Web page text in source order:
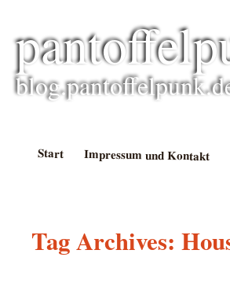
Start Impressum und Kontakt
Tag Archives: